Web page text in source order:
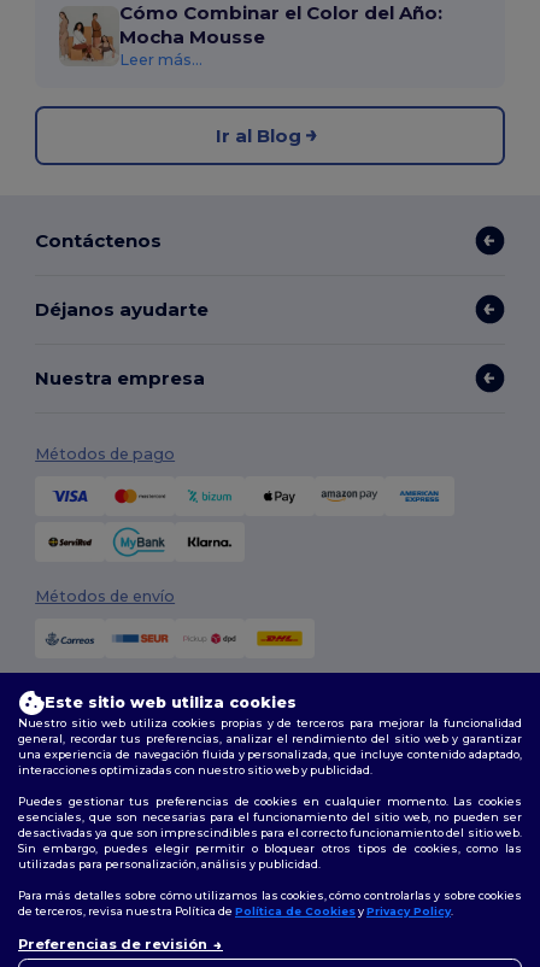
Cómo Combinar el Color del Año:
Mocha Mousse
Leer más...
Ir al Blog
Contáctenos
Déjanos ayudarte
Nuestra empresa
Métodos de pago
Métodos de envío
2026. Todos los derechos reservados
Términos y Condiciones
Política de personalización
Política de
Privacidad|Política de Cookies |Mapa del sitio
Síguenos
Madrid|Barcelona|Valencia|Seville|Zaragoza|Málaga|Murcia|
Este sitio web utiliza cookies
Nuestro sitio web utiliza cookies propias y de terceros para mejorar la funcionalidad
general, recordar tus preferencias, analizar el rendimiento del sitio web y garantizar
una experiencia de navegación fluida y personalizada, que incluye contenido adaptado,
interacciones optimizadas con nuestro sitio web y publicidad.
Puedes gestionar tus preferencias de cookies en cualquier momento. Las cookies
esenciales, que son necesarias para el funcionamiento del sitio web, no pueden ser
desactivadas ya que son imprescindibles para el correcto funcionamiento del sitio web.
Sin embargo, puedes elegir permitir o bloquear otros tipos de cookies, como las
utilizadas para personalización, análisis y publicidad.
Para más detalles sobre cómo utilizamos las cookies, cómo controlarlas y sobre cookies
de terceros, revisa nuestra Política de Política de CookiesyPrivacy Policy.
Preferencias de revisión